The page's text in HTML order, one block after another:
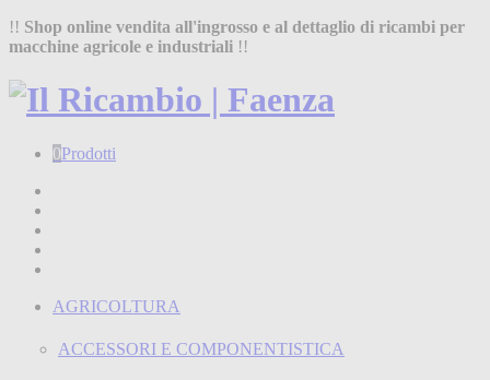
!! Shop online vendita all'ingrosso e al dettaglio di ricambi per
macchine agricole e industriali !!
0Prodotti
AGRICOLTURA
ACCESSORI E COMPONENTISTICA